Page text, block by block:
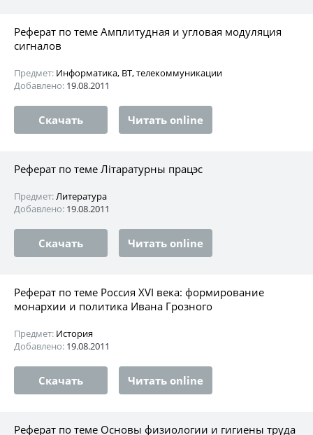
Реферат по теме Амплитудная и угловая модуляция
сигналов
Предмет: Информатика, ВТ, телекоммуникации
Добавлено: 19.08.2011
Скачать Читать online
Реферат по теме Лiтаратурны працэс
Предмет:Литература
Добавлено: 19.08.2011
Скачать Читать online
Реферат по теме Россия XVI века: формирование
монархии и политика Ивана Грозного
Предмет: История
Добавлено: 19.08.2011
Скачать Читать online
Реферат по теме Основы физиологии и гигиены труда